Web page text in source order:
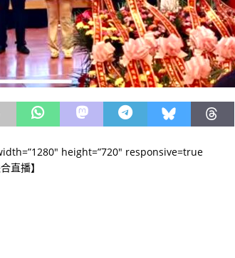
height=”720″ responsive=true
直播】